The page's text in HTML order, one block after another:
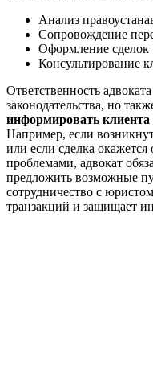
Анализ
Сопровождение
Оформление сделок
Консультирование
Ответственность
законодательства, но
информировать клиента
Например, если
или если сделка
проблемами, адвокат
предложить возможные
сотрудничество с
транзакций и защищает